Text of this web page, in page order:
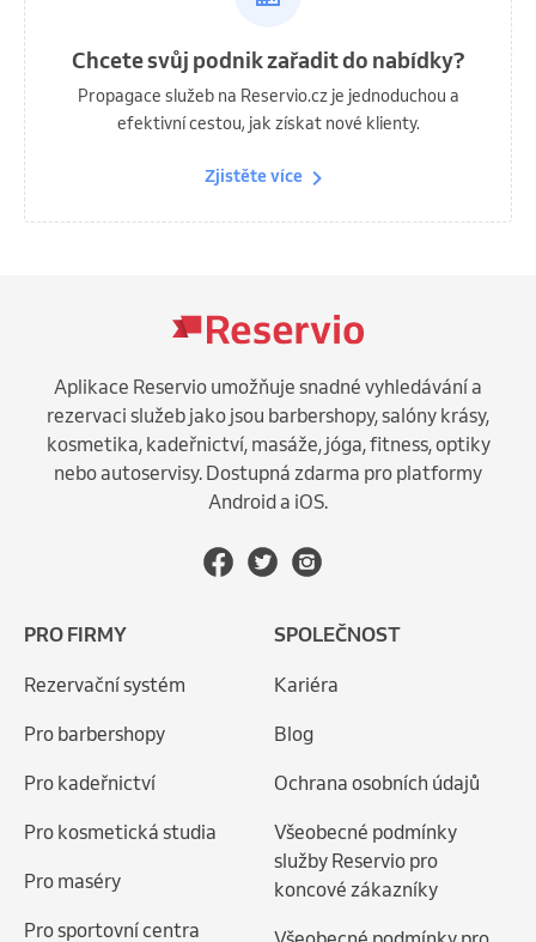
Chcete svůj podnik zařadit do nabídky?
Propagace služeb na Reservio.cz je jednoduchou a
efektivní cestou, jak získat nové klienty.
Zjistěte více
Aplikace Reservio umožňuje snadné vyhledávání a
rezervaci služeb jako jsou barbershopy, salóny krásy,
kosmetika, kadeřnictví, masáže, jóga, fitness, optiky
nebo autoservisy. Dostupná zdarma pro platformy
Android a iOS.
PRO FIRMY
Rezervační systém
Pro barbershopy
Pro kadeřnictví
Pro kosmetická studia
Pro maséry
Pro sportovní centra
SPOLEČNOST
Kariéra
Blog
Ochrana osobních údajů
Všeobecné podmínky
služby Reservio pro
koncové zákazníky